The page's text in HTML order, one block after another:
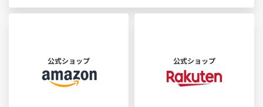
公式ショップ 公式ショップ